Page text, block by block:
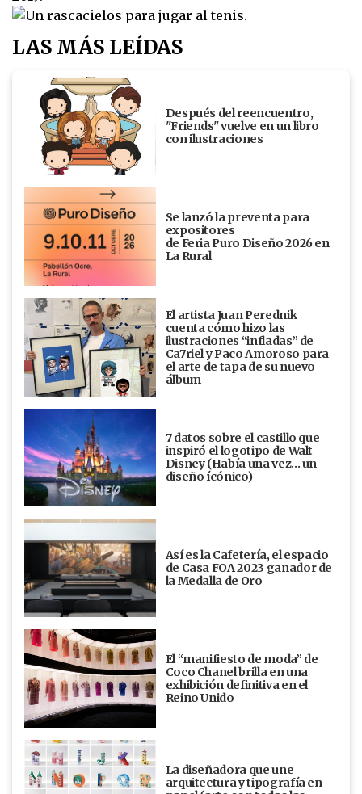
LAS MÁS LEÍDAS
Después del reencuentro,
"Friends" vuelve en un libro
con ilustraciones
Se lanzó la preventa para
expositores
de Feria Puro Diseño 2026 en
La Rural
El artista Juan Perednik
cuenta cómo hizo las
ilustraciones “infladas” de
Ca7riel y Paco Amoroso para
el arte de tapa de su nuevo
álbum
7 datos sobre el castillo que
inspiró el logotipo de Walt
Disney (Había una vez... un
diseño ícónico)
Así es la Cafetería, el espacio
de Casa FOA 2023 ganador de
la Medalla de Oro
El “manifiesto de moda” de
Coco Chanel brilla en una
exhibición definitiva en el
Reino Unido
La diseñadora que une
arquitectura y tipografía en